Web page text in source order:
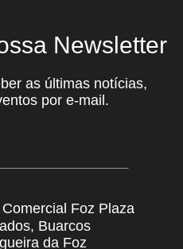
Newsletter
as últimas notícias,
por e-mail.
Foz Plaza
Buarcos
da Foz